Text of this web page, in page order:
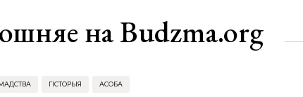
на Budzma.org
ГІСТОРЫЯ АСОБА